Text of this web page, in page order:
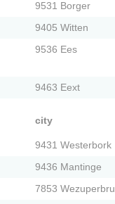
9531 Borger
9405 Witten
9536 Ees
9463 Eext
city
9431 Westerbork
9436 Mantinge
7853